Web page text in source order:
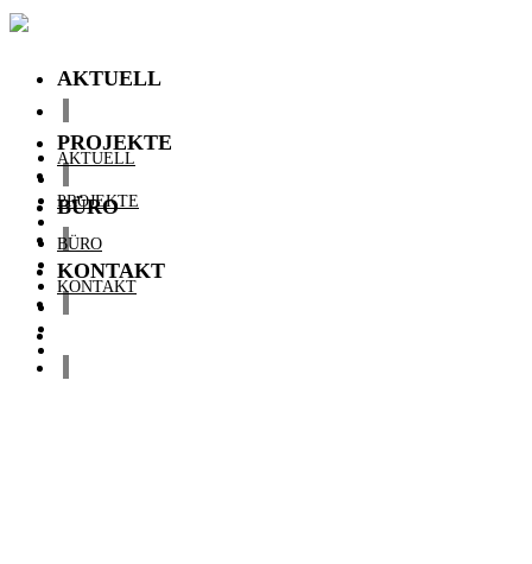
AKTUELL
PROJEKTE
BÜRO
KONTAKT
AKTUELL
PROJEKTE
BÜRO
KONTAKT